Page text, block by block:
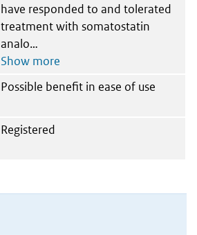
have responded to and tolerated
treatment with somatostatin
analo
Possible benefit in ease of use
Registered